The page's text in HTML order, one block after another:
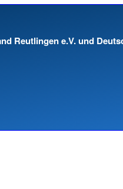
Reutlingen e.V. und